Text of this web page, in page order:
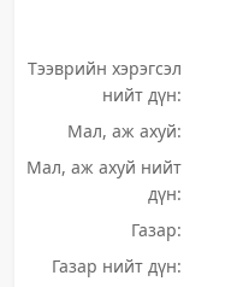
Тээврийн хэрэгсэл
нийт дүн:
Мал, аж ахуй:
Мал, аж ахуй нийт
дүн:
Газар:
Газар нийт дүн: